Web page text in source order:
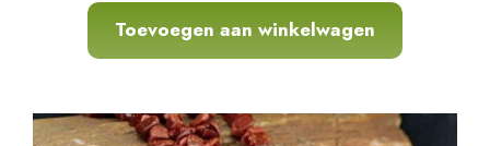
Toevoegen aan winkelwagen